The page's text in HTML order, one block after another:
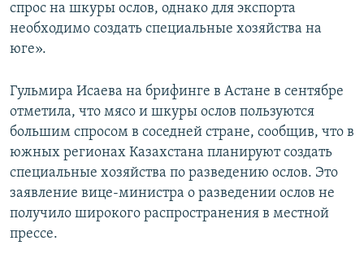
спрос на шкуры ослов, однако для экспорта
необходимо создать специальные хозяйства на
юге».
Гульмира Исаева на брифинге в Астане в сентябре
отметила, что мясо и шкуры ослов пользуются
большим спросом в соседней стране, сообщив, что в
южных регионах Казахстана планируют создать
специальные хозяйства по разведению ослов. Это
заявление вице-министра о разведении ослов не
получило широкого распространения в местной
прессе.